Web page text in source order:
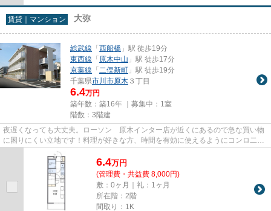
賃貸｜マンション 大弥
総武線 「 西船橋 」駅 徒歩19分
東西線 「 原木中山 」駅 徒歩17分
京葉線 「 二俣新町 」駅 徒歩19分
千葉県市川市原木 ３丁目
6.4万円
築年数：築16年 ｜募集中： 1室
階数：3階建
夜遅くなっても大丈夫。ローソン 原木インター店が近くにあるので急な買い物
に困りにくい立地です！料理が好きな方、時間を有効に使えるようにコンロ二つ
使えます♪角部屋なので生活騒...
6.4万円
(管理費・共益費 8,000円)
敷：0ヶ月｜礼：1ヶ月
所在階：2階
間取り：1K